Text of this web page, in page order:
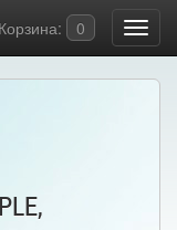
Корзина: 0